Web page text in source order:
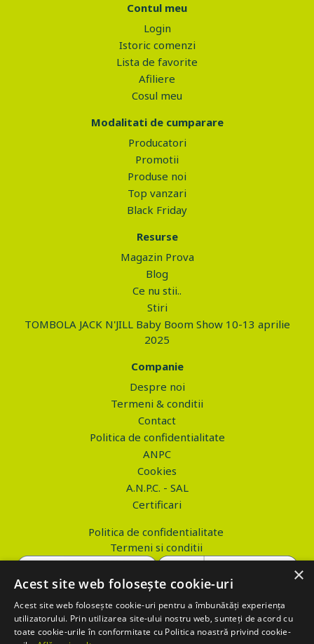
Contul meu
Login
Istoric comenzi
Lista de favorite
Afiliere
Cosul meu
Modalitati de cumparare
Producatori
Promotii
Produse noi
Top vanzari
Black Friday
Resurse
Magazin Prova
Blog
Ce nu stii..
Stiri
TOMBOLA JACK N'JILL Baby Boom Show 10-13 aprilie
2025
Companie
Despre noi
Termeni & conditii
Contact
Politica de confidentialitate
ANPC
Cookies
A.N.P.C. - SAL
Certificari
Politica de confidentialitate
Termeni si conditii
Copyright © 2026 PROVA.ro
×
Acest site web folosește cookie-uri
Acest site web folosește cookie-uri pentru a îmbunătăți experiența
utilizatorului. Prin utilizarea site-ului nostru web, sunteți de acord cu
toate cookie-urile în conformitate cu Politica noastră privind cookie-